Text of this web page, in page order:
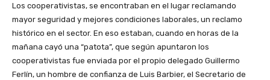
Los cooperativistas, se encontraban en el lugar reclamando
mayor seguridad y mejores condiciones laborales, un reclamo
histórico en el sector. En eso estaban, cuando en horas de la
mañana cayó una “patota”, que según apuntaron los
cooperativistas fue enviada por el propio delegado Guillermo
Ferlín, un hombre de confianza de Luis Barbier, el Secretario de